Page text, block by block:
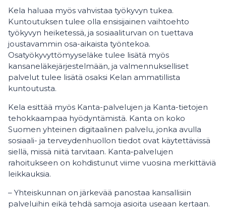
Kela haluaa myös vahvistaa työkyvyn tukea.
Kuntoutuksen tulee olla ensisijainen vaihtoehto
työkyvyn heiketessä, ja sosiaaliturvan on tuettava
joustavammin osa-aikaista työntekoa.
Osatyökyvyttömyyseläke tulee lisätä myös
kansaneläkejärjestelmään, ja valmennukselliset
palvelut tulee lisätä osaksi Kelan ammatillista
kuntoutusta.
Kela esittää myös Kanta-palvelujen ja Kanta-tietojen
tehokkaampaa hyödyntämistä. Kanta on koko
Suomen yhteinen digitaalinen palvelu, jonka avulla
sosiaali- ja terveydenhuollon tiedot ovat käytettävissä
siellä, missä niitä tarvitaan. Kanta‑palvelujen
rahoitukseen on kohdistunut viime vuosina merkittäviä
leikkauksia.
– Yhteiskunnan on järkevää panostaa kansallisiin
palveluihin eikä tehdä samoja asioita useaan kertaan.